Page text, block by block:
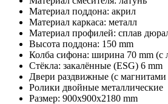
Материал поддона: акрил
Материал каркаса: металл
Материал профилей: сплав
Высота поддона: 150 mm
Колба сифона: ширина 70 mm (с
Стёкла: закалённые (ESG) 6 mm
Двери раздвижные (с
Ролики двойные металлические
Размер: 900х900х2180 mm